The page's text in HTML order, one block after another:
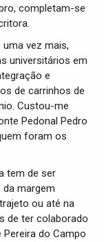
completam-se
uma vez mais,
universitários em
e
de carrinhos de
Custou-me
Pedonal Pedro
foram os
tem de ser
da margem
ou até na
de ter colaborado
do Campo